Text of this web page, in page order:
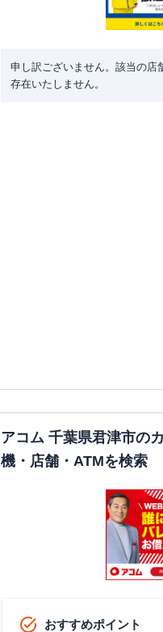
申し訳ございません。該当の店
存在いたしません。
アコム 千葉県君津市の
機・店舗・ATMを検索
おすすめポイント